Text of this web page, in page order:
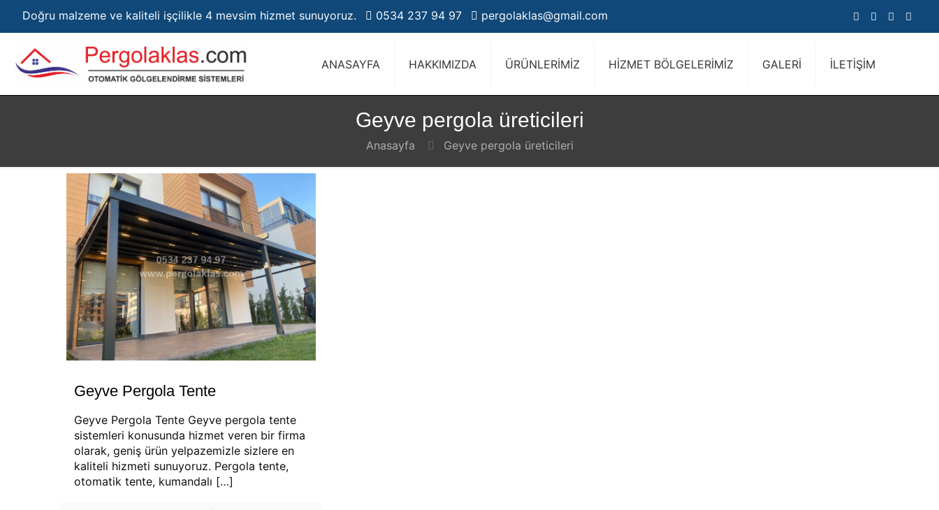
Doğru malzeme ve kaliteli işçilikle 4 mevsim hizmet sunuyoruz. 0534 237 94 97 pergolaklas@gmail.com
ANASAYFA HAKKIMIZDA ÜRÜNLERİMİZ HİZMET BÖLGELERİMİZ GALERİ İLETİŞİM
Geyve pergola üreticileri
Anasayfa Geyve pergola üreticileri
Geyve Pergola Tente
Geyve Pergola Tente Geyve pergola tente
sistemleri konusunda hizmet veren bir firma
olarak, geniş ürün yelpazemizle sizlere en
kaliteli hizmeti sunuyoruz. Pergola tente,
otomatik tente, kumandalı […]